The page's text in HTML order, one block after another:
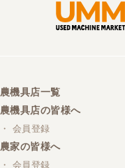
農機具店一覧
農機具店の皆様へ
・ 会員登録
農家の皆様へ
・ 会員登録